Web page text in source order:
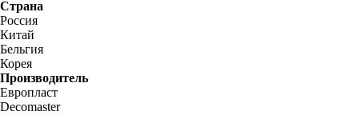
Страна
Россия
Китай
Бельгия
Корея
Производитель
Европласт
Decomaster